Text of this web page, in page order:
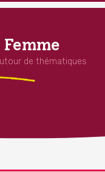
de thématiques